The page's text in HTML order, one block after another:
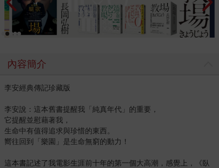
內容簡介
李安經典傳記珍藏版
李安說：這本舊書提醒我「純真年代」的重要，
它提醒並慰藉著我，
生命中有值得追求與珍惜的東西。
嚮往回到「樂園」是生命無窮的動力！
這本書記述了我電影生涯前十年的第一個大高潮，感覺上，《臥